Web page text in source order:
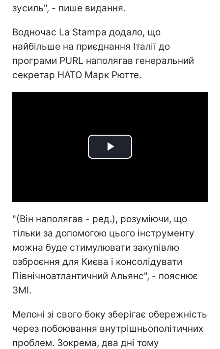
зусиль", - пише видання.
Водночас La Stampa додало, що
найбільше на приєднання Італії до
програми PURL наполягав генеральний
секретар НАТО Марк Рютте.
Play
"(Він наполягав - ред.), розуміючи, що
тільки за допомогою цього інструменту
можна буде стимулювати закупівлю
озброєння для Києва і консолідувати
Північноатлантичний Альянс", - пояснює
ЗМІ.
Мелоні зі свого боку зберігає обережність
через побоювання внутрішньополітичних
проблем. Зокрема, два дні тому